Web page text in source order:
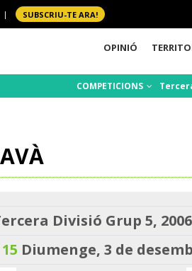
| SUBSCRIU-TE ARA!
OPINIÓ
COMPETICIONS
Divisió Grup 5,
Diumenge, 3 de